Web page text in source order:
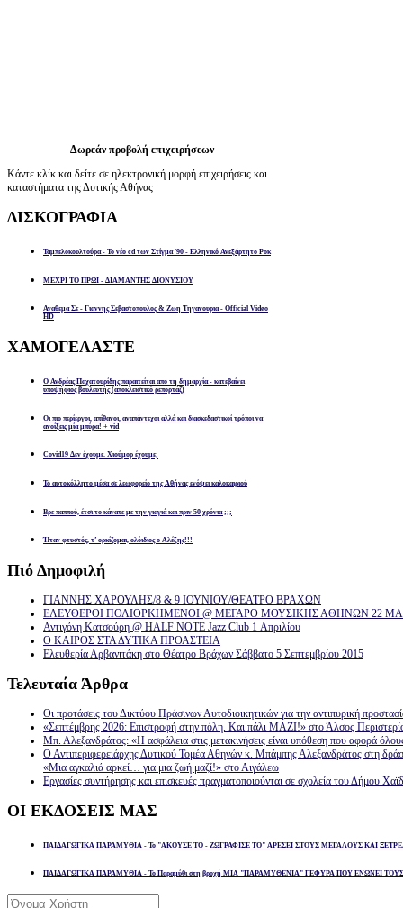
Δωρεάν προβολή επιχειρήσεων
Κάντε κλίκ και δείτε σε ηλεκτρονική μορφή επιχειρήσεις και
καταστήματα της Δυτικής Αθήνας
ΔΙΣΚΟΓΡΑΦΙΑ
Ταμπελοκουλτούρα - Το νέο cd των Στίγμα '90 - Ελληνικό Ανεξάρτητο Ροκ
ΜΕΧΡΙ ΤΟ ΠΡΩΙ - ΔΙΑΜΑΝΤΗΣ ΔΙΟΝΥΣΙΟΥ
Αναθεμα Σε - Γιαννης Σεβαστοπουλος & Ζωη Τηγανουρια - Official Video
HD
ΧΑΜΟΓΕΛΑΣΤΕ
Ο Ανδρέας Παχατουρίδης παραιτείται απο τη δημαρχία - κατεβαίνει
υποψήφιος βουλευτής (αποκλειστικό ρεπορτάζ)
Οι πιο περίεργοι, απίθανοι, αναπάντεχοι αλλά και διασκεδαστικοί τρόποι να
ανοίξεις μία μπύρα! + vid
Covid19 Δεν έχουμε. Χιούμορ έχουμε;
Το αυτοκόλλητο μέσα σε λεωφορείο της Αθήνας ενόψει καλοκαιριού
Βρε παππού, έτσι το κάνατε με την γιαγιά και πριν 50 χρόνια ;;;
Ήταν φτυστός, τ’ ορκίζομαι, ολόιδιος ο Αλέξης!!!
Πιό Δημοφιλή
ΓΙΑΝΝΗΣ ΧΑΡΟΥΛΗΣ/8 & 9 ΙΟΥΝΙΟΥ/ΘΕΑΤΡΟ ΒΡΑΧΩΝ
ΕΛΕΥΘΕΡΟΙ ΠΟΛΙΟΡΚΗΜΕΝΟΙ @ ΜΕΓΑΡΟ ΜΟΥΣΙΚΗΣ ΑΘΗΝΩΝ 22
Αντιγόνη Κατσούρη @ HALF NOTE Jazz Club 1 Απριλίου
Ο ΚΑΙΡΟΣ ΣΤΑ ΔΥΤΙΚΑ ΠΡΟΑΣΤΕΙΑ
Ελευθερία Αρβανιτάκη στο Θέατρο Βράχων Σάββατο 5 Σεπτεμβρίου 2015
Τελευταία Άρθρα
Οι προτάσεις του Δικτύου Πράσινων Αυτοδιοικητικών για την αντιπυρική
«Σεπτέμβρης 2026: Επιστροφή στην πόλη. Και πάλι ΜΑΖΙ!» στο Άλσος
Μπ. Αλεξανδράτος: «Η ασφάλεια στις μετακινήσεις είναι υπόθεση που αφορά
Ο Αντιπεριφερειάρχης Δυτικού Τομέα Αθηνών κ. Μπάμπης Αλεξανδράτος στη
«Μια αγκαλιά αρκεί… για μια ζωή μαζί!» στο Αιγάλεω
Εργασίες συντήρησης και επισκευές πραγματοποιούνται σε σχολεία του Δήμου
ΟΙ ΕΚΔΟΣΕΙΣ ΜΑΣ
ΠΑΙΔΑΓΩΓΙΚΑ ΠΑΡΑΜΥΘΙΑ - Το "ΑΚΟΥΣΕ ΤΟ - ΖΩΓΡΑΦΙΣΕ ΤΟ" ΑΡΕΣΕΙ ΣΤΟΥΣ ΜΕΓΑΛΟΥΣ ΚΑΙ
ΠΑΙΔΑΓΩΓΙΚΑ ΠΑΡΑΜΥΘΙΑ - Το Παραμύθι στη βροχή ΜΙΑ "ΠΑΡΑΜΥΘΕΝΙΑ" ΓΕΦΥΡΑ ΠΟΥ ΕΝΩΝΕΙ